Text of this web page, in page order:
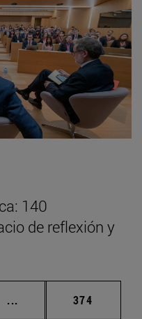
140
de reflexión y
... Páginas intermedias
Página
374